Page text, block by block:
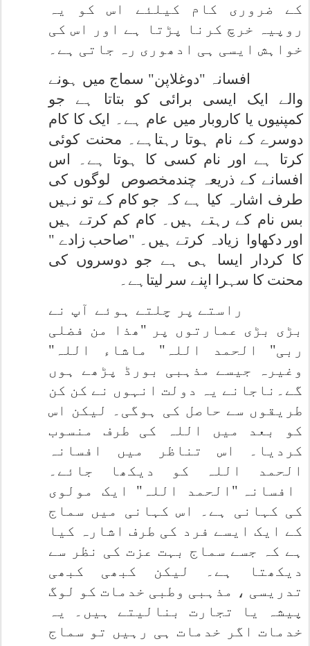
کے ضروری کام کیلئے اس کو یہ
روپیہ خرچ کرنا پڑتا ہے اور اس کی
خواہش ایسی ہی ادھوری رہ جاتی ہے۔
افسانہ "دوغلاپن" سماج میں ہونے
والے ایک ایسی برائی کو بتاتا ہے جو
کمپنیوں یا کاروبار میں عام ہے۔ ایک کا کام
دوسرے کے نام ہوتا رہتاہے۔ محنت کوئی
کرتا ہے اور نام کسی کا ہوتا ہے۔ اس
افسانے کے ذریعہ چندمخصوص
لوگوں کی
طرف اشارہ کیا ہے کہ جو کام کے تو نہیں
بس نام کے رہتے ہیں۔ کام کم کرتے ہیں
اور دکھاوا
زیادہ کرتے ہیں۔ "صاحب زادے "
کا کردار ایسا ہی ہے جو دوسروں کی
محنت کا سہرا اپنے سر لیتاہے۔
راستے پر چلتے ہوئے آپ نے
بڑی بڑی عمارتوں پر "ھذا من فضلی
ربی" الحمد اللہ" ماشاء اللہ"
وغیرہ جیسے مذہبی بورڈ پڑھے ہوں
گے۔ناجانے یہ دولت انہوں نے کن کن
طریقوں سے حاصل کی ہوگی۔ لیکن اس
کو بعد میں اللہ کی طرف منسوب
کردیا۔ اس تناظر میں افسانہ
الحمد اللہ کو دیکھا جائے۔
افسانہ "الحمد اللہ" ایک مولوی
کی کہانی ہے۔ اس کہانی میں سماج
کے ایک ایسے فرد کی طرف اشارہ کیا
ہے کہ جسے سماج بہت عزت کی نظر سے
دیکھتا ہے۔ لیکن کبھی کبھی
تدریسی ، مذہبی وطبی خدمات کو لوگ
پیشہ یا تجارت بنالیتے ہیں۔ یہ
خدمات اگر خدمات ہی رہیں تو سماج